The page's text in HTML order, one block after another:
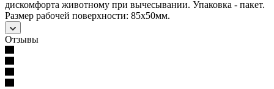
дискомфорта животному при вычесывании. Упаковка - пакет.
Размер рабочей поверхности: 85х50мм.
Отзывы